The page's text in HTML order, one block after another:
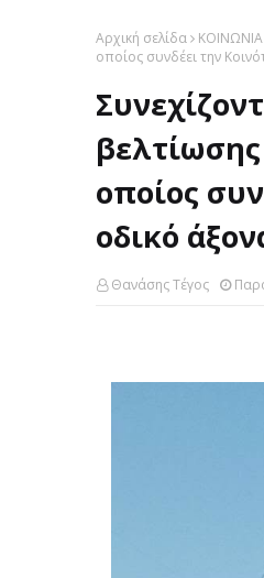
Αρχική σελίδα ΚΟΙΝΩΝΙΑ
οποίος συνδέει την
οποίος
οδικό
Θανάσης Τέγος